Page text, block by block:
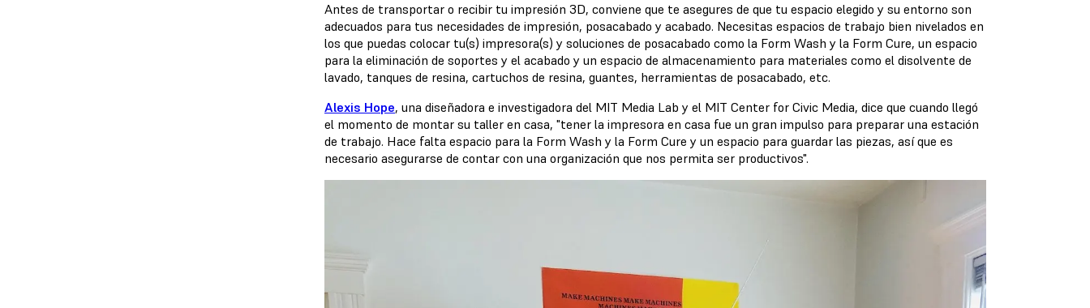
Antes de transportar o recibir tu impresión 3D, conviene que te asegures de que tu espacio elegido y su entorno son
adecuados para tus necesidades de impresión, posacabado y acabado. Necesitas espacios de trabajo bien nivelados en
los que puedas colocar tu(s) impresora(s) y soluciones de posacabado como la Form Wash y la Form Cure, un espacio
para la eliminación de soportes y el acabado y un espacio de almacenamiento para materiales como el disolvente de
lavado, tanques de resina, cartuchos de resina, guantes, herramientas de posacabado, etc.
Alexis Hope, una diseñadora e investigadora del MIT Media Lab y el MIT Center for Civic Media, dice que cuando llegó
el momento de montar su taller en casa, "tener la impresora en casa fue un gran impulso para preparar una estación
de trabajo. Hace falta espacio para la Form Wash y la Form Cure y un espacio para guardar las piezas, así que es
necesario asegurarse de contar con una organización que nos permita ser productivos".